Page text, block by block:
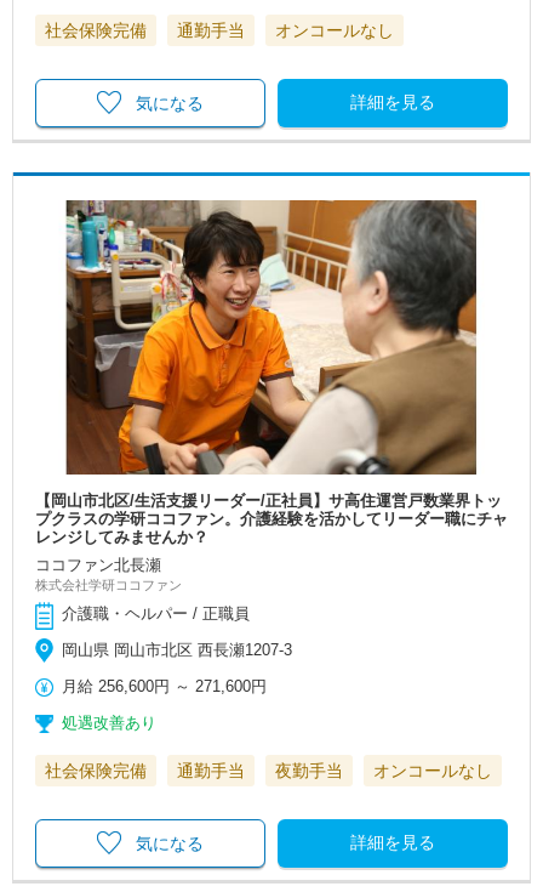
社会保険完備 通勤手当 オンコールなし
詳細を見る
気になる
【岡山市北区/生活支援リーダー/正社員】サ高住運営戸数業界トッ
プクラスの学研ココファン。介護経験を活かしてリーダー職にチャ
レンジしてみませんか？
ココファン北長瀬
株式会社学研ココファン
介護職・ヘルパー / 正職員
岡山県 岡山市北区 西長瀬1207-3
月給 256,600円 ～ 271,600円
処遇改善あり
社会保険完備 通勤手当 夜勤手当 オンコールなし
詳細を見る
気になる